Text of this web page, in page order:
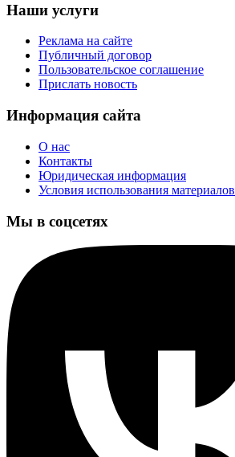
Наши услуги
Реклама на сайте
Публичный договор
Пользовательское соглашение
Прислать новость
Информация сайта
О нас
Контакты
Юридическая информация
Условия использования материалов
Мы в соцсетях